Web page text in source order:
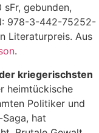
gebunden,
978-3-442-75252-
Literaturpreis. Aus
.
kriegerischsten
heimtückische
Politiker und
hat